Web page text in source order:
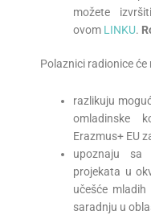
možete
ovom LINKU.
Polaznici radionice će
razlikuju
omladinske
Erazmus+ EU
upoznaju sa
projekata u
učešće
saradnju u